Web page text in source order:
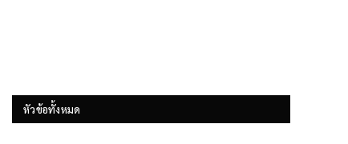
หัวข้อทั้งหมด